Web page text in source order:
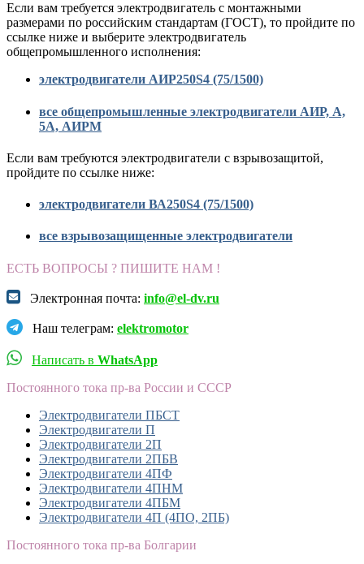
Если вам требуется электродвигатель с монтажными
размерами по российским стандартам (ГОСТ), то пройдите по
ссылке ниже и выберите электродвигатель
общепромышленного исполнения:
электродвигатели АИР250S4 (75/1500)
все общепромышленные электродвигатели АИР, А,
5А, АИРМ
Если вам требуются электродвигатели с взрывозащитой,
пройдите по ссылке ниже:
электродвигатели ВА250S4 (75/1500)
все взрывозащищенные электродвигатели
ЕСТЬ ВОПРОСЫ ? ПИШИТЕ НАМ !
Электронная почта: info@el-dv.ru
Наш телеграм: elektromotor
Написать в WhatsApp
Постоянного тока пр-ва России и СССР
Электродвигатели ПБСТ
Электродвигатели П
Электродвигатели 2П
Электродвигатели 2ПБВ
Электродвигатели 4ПФ
Электродвигатели 4ПНМ
Электродвигатели 4ПБМ
Электродвигатели 4П (4ПО, 2ПБ)
Постоянного тока пр-ва Болгарии